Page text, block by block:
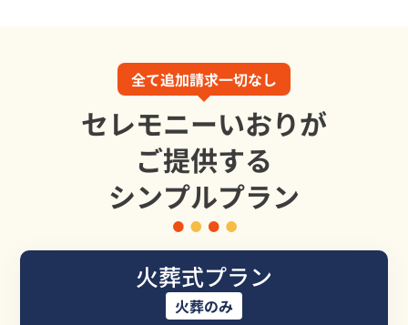
全て追加請求一切なし
セレモニーいおりが
ご提供する
シンプルプラン
火葬式プラン
火葬のみ